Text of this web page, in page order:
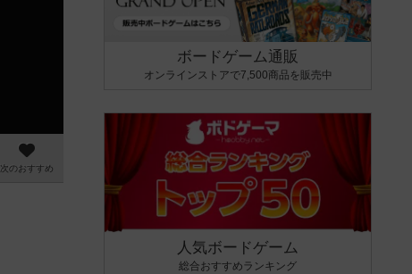
次のおすすめ
ボードゲーム通販
オンラインストアで7,500商品を販売中
人気ボードゲーム
総合おすすめランキング